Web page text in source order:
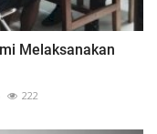
Melaksanakan
222